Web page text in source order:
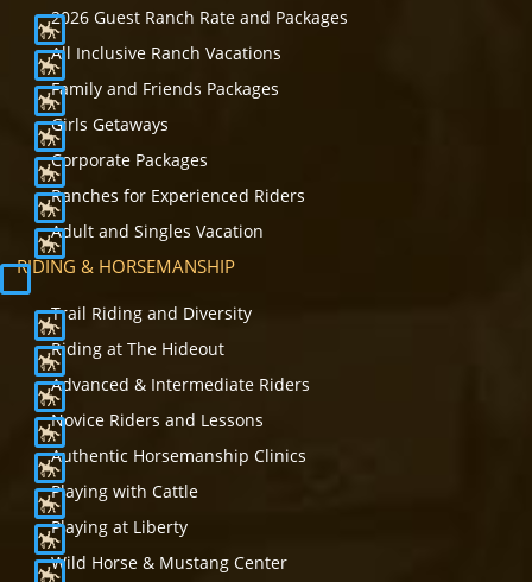
2026 Guest Ranch Rate and Packages
All Inclusive Ranch Vacations
Family and Friends Packages
Girls Getaways
Corporate Packages
Ranches for Experienced Riders
Adult and Singles Vacation
RIDING & HORSEMANSHIP
Trail Riding and Diversity
Riding at The Hideout
Advanced & Intermediate Riders
Novice Riders and Lessons
Authentic Horsemanship Clinics
Playing with Cattle
Playing at Liberty
Wild Horse & Mustang Center